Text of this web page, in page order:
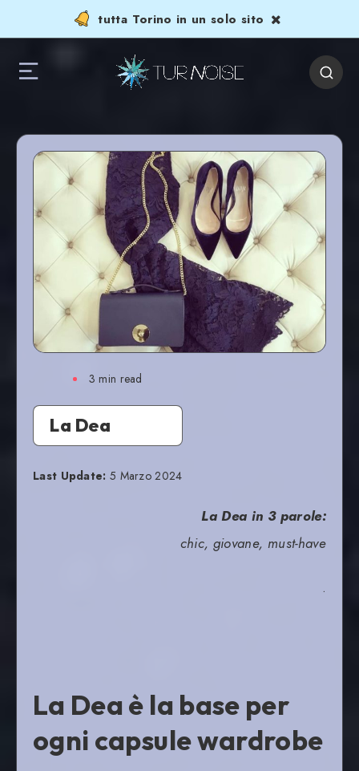
tutta Torino in un solo sito
3 min read
La Dea
Last Update: 5 Marzo 2024
La Dea in 3 parole:
chic, giovane, must-have
.
La Dea è la base per
ogni capsule wardrobe